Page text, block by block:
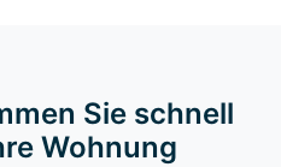
Sie schnell
Wohnung